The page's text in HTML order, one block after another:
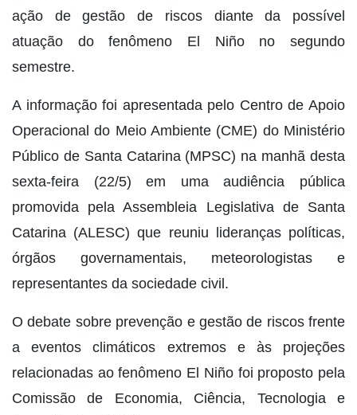
ação de gestão de riscos diante da possível
atuação do fenômeno El Niño no segundo
semestre.
A informação foi apresentada pelo Centro de Apoio
Operacional do Meio Ambiente (CME) do Ministério
Público de Santa Catarina (MPSC) na manhã desta
sexta-feira (22/5) em uma audiência pública
promovida pela Assembleia Legislativa de Santa
Catarina (ALESC) que reuniu lideranças políticas,
órgãos governamentais, meteorologistas e
representantes da sociedade civil.
O debate sobre prevenção e gestão de riscos frente
a eventos climáticos extremos e às projeções
relacionadas ao fenômeno El Niño foi proposto pela
Comissão de Economia, Ciência, Tecnologia e